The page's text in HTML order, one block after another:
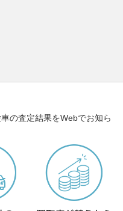
の査定結果をWebでお知ら